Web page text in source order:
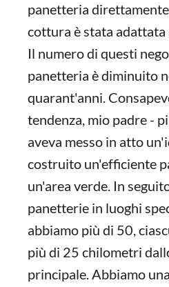
panetteria
cottura è stata adattata
Il numero di questi
panetteria è diminuito
quarant'anni.
tendenza, mio padre -
aveva messo in atto
costruito un'efficiente
un'area verde. In
panetterie in luoghi
abbiamo più di 50,
più di 25 chilometri
principale. Abbiamo